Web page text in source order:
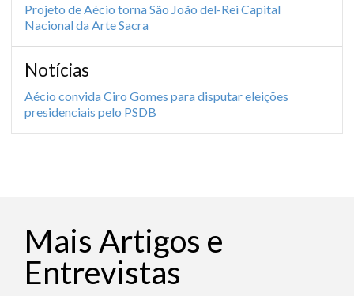
Projeto de Aécio torna São João del-Rei Capital
Nacional da Arte Sacra
Notícias
Aécio convida Ciro Gomes para disputar eleições
presidenciais pelo PSDB
Mais Artigos e
Entrevistas